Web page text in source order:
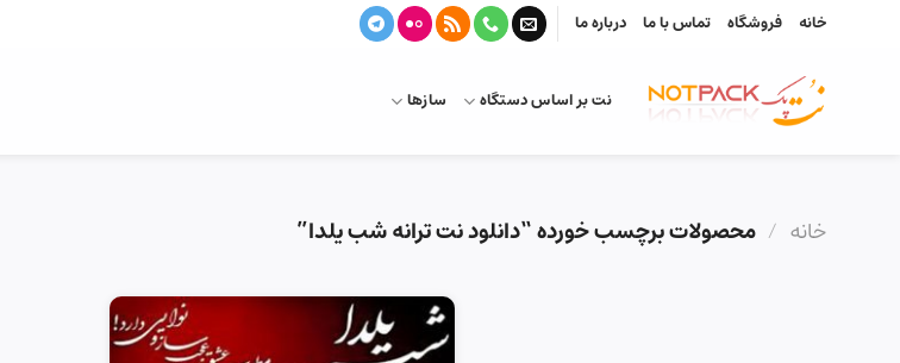
خانه فروشگاه تماس با ما درباره ما
نت بر اساس دستگاه سازها
خانه / محصولات برچسب خورده “دانلود نت ترانه شب یلدا”